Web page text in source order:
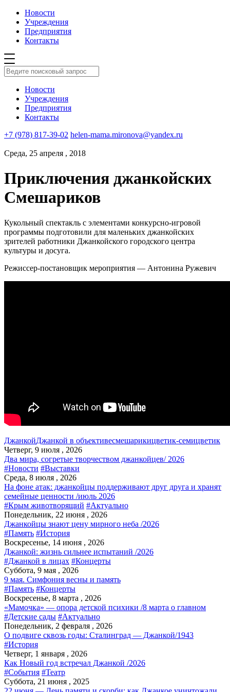
Новости
Учреждения
Предприятия
Контакты
Новости
Учреждения
Предприятия
Контакты
+7 (978) 817-39-02 helen-mama.mironova@yandex.ru
Среда, 25 апреля , 2018
Приключения джанкойских
Смешариков
Кукольный спектакль с элементами конкурсно-игровой
программы подготовили для маленьких джанкойских
зрителей работники Джанкойского городского центра
культуры и досуга.
Режиссер-постановщик мероприятия — Антонина Ружевич
ДжанкойДжанкой в объективесмешарикицветик-семицветик
Четверг, 9 июля , 2026
Два мира, согретые творчеством джанкойцев/ 2026
#Новости #Выставки
Среда, 8 июля , 2026
На фоне атак: джанкойцы поддерживают друг друга и хранят
семейные ценности /июль 2026
#Крым животворящий #Актуально
Понедельник, 22 июня , 2026
Джанкойцы знают цену мирного неба /2026
#Память #История
Воскресенье, 14 июня , 2026
Джанкой: жизнь сильнее испытаний /2026
#Джанкой в лицах #Концерты
Суббота, 9 мая , 2026
9 мая. Симфония весны и память
#Память #Концерты
Воскресенье, 8 марта , 2026
«Мамочка» — опора детской психики /8 марта о главном
#Детские сады #Актуально
Понедельник, 2 февраля , 2026
О подвиге сквозь годы: Сталинград — Джанкой/1943
#История
Четверг, 1 января , 2026
Как Новый год встречал Джанкой /2026
#События #Театр
Суббота, 21 июня , 2025